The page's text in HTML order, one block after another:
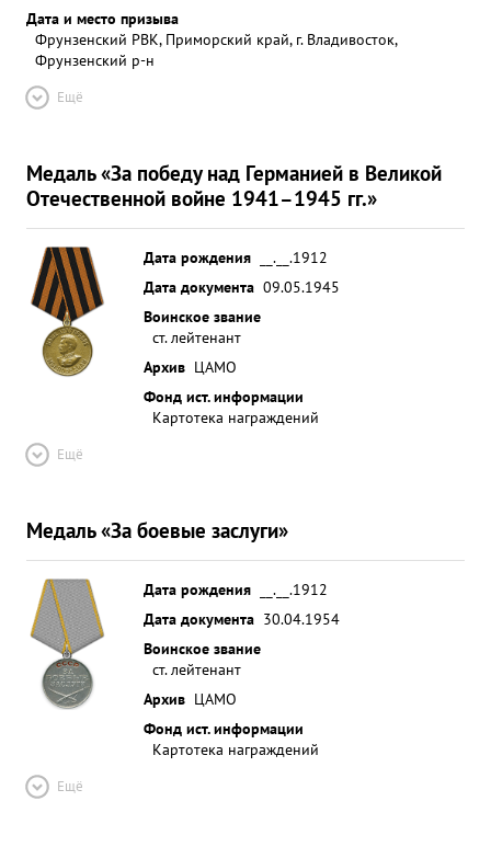
Дата и место призыва
Фрунзенский РВК, Приморский край, г. Владивосток,
Фрунзенский р-н
Ещё
Медаль «За победу над Германией в Великой
Отечественной войне 1941–1945 гг.»
Дата рождения
__.__.1912
Дата документа 09.05.1945
Воинское звание
ст. лейтенант
Архив ЦАМО
Фонд ист. информации
Картотека награждений
Ещё
Медаль «За боевые заслуги»
Дата рождения
__.__.1912
Дата документа 30.04.1954
Воинское звание
ст. лейтенант
Архив ЦАМО
Фонд ист. информации
Картотека награждений
Ещё